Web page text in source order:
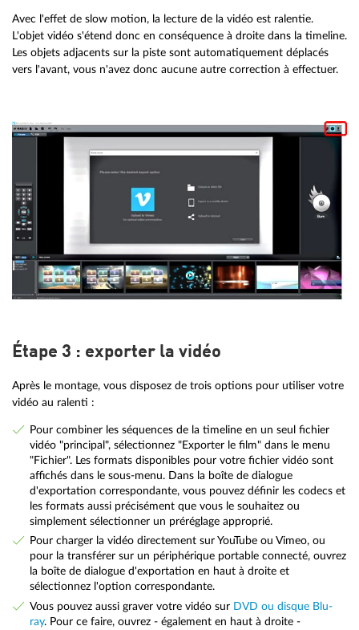
Avec l'effet de slow motion, la lecture de la vidéo est ralentie.
L'objet vidéo s'étend donc en conséquence à droite dans la timeline.
Les objets adjacents sur la piste sont automatiquement déplacés
vers l'avant, vous n'avez donc aucune autre correction à effectuer.
Étape 3 : exporter la vidéo
Après le montage, vous disposez de trois options pour utiliser votre
vidéo au ralenti :
Pour combiner les séquences de la timeline en un seul fichier
vidéo "principal", sélectionnez "Exporter le film" dans le menu
"Fichier". Les formats disponibles pour votre fichier vidéo sont
affichés dans le sous-menu. Dans la boîte de dialogue
d'exportation correspondante, vous pouvez définir les codecs et
les formats aussi précisément que vous le souhaitez ou
simplement sélectionner un préréglage approprié.
Pour charger la vidéo directement sur YouTube ou Vimeo, ou
pour la transférer sur un périphérique portable connecté, ouvrez
la boîte de dialogue d'exportation en haut à droite et
sélectionnez l'option correspondante.
Vous pouvez aussi graver votre vidéo sur DVD ou disque Blu-
ray. Pour ce faire, ouvrez - également en haut à droite -